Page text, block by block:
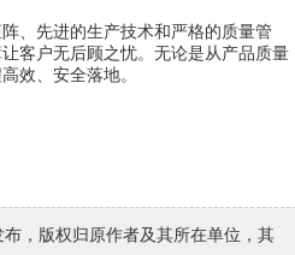
、先进的生产技术和严格的质量管
客户无后顾之忧。无论是从产品质量
效、安全落地。
，版权归原作者及其所在单位，其